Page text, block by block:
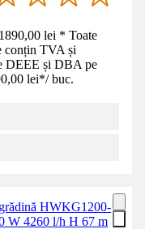
lei * Toate
conțin TVA și
DEEE și DBA pe
lei*/ buc.
HWKG1200-
W 4260 l/h H 67 m